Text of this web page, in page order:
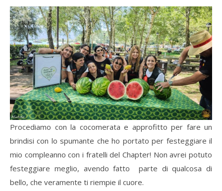
Procediamo con la cocomerata e approfitto per fare un
brindisi con lo spumante che ho portato per festeggiare il
mio compleanno con i fratelli del Chapter! Non avrei potuto
festeggiare meglio, avendo fatto parte di qualcosa di
bello, che veramente ti riempie il cuore.